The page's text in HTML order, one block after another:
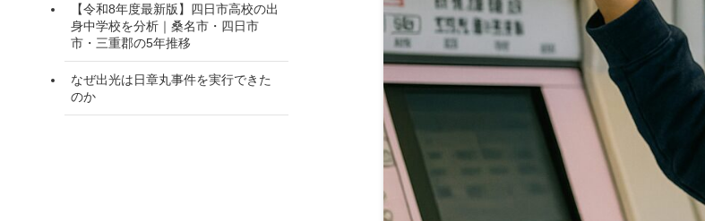
【令和8年度最新版】四日市高校の出
身中学校を分析｜桑名市・四日市
市・三重郡の5年推移
なぜ出光は日章丸事件を実行できた
のか